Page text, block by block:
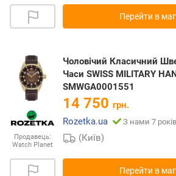
Перейти в
Продавець:
Watch Planet
Чоловічий Класичний
Часи SWISS MILITARY
SMWGA0001551
14 750 грн.
Rozetka.ua
З нами 7 років
(Київ)
Перейти в